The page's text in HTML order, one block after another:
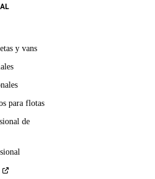
y vans
para flotas
de